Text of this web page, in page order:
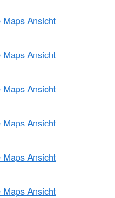
Maps Ansicht
Maps Ansicht
Maps Ansicht
Maps Ansicht
Maps Ansicht
Maps Ansicht